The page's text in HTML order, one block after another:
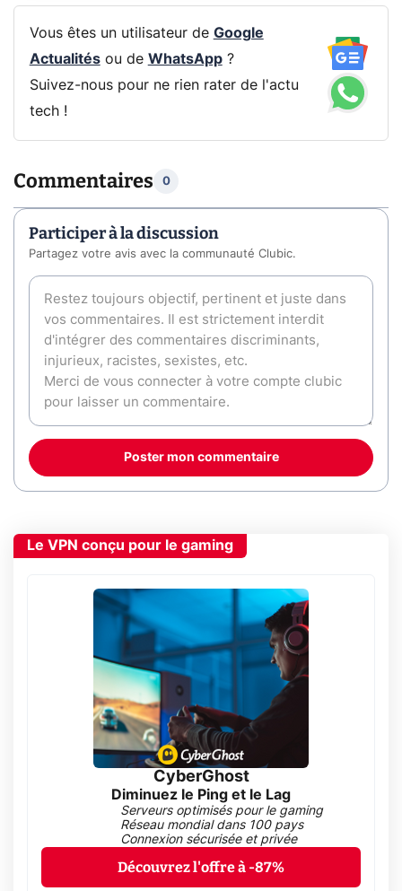
Vous êtes un utilisateur de Google
Actualitésou de WhatsApp?
Suivez-nous pour ne rien rater de l'actu
tech !
Commentaires 0
Participer à la discussion
Partagez votre avis avec la communauté Clubic.
Poster mon commentaire
Le VPN conçu pour le gaming
CyberGhost
Diminuez le Ping et le Lag
Serveurs optimisés pour le gaming
Réseau mondial dans 100 pays
Connexion sécurisée et privée
Découvrez l'offre à -87%